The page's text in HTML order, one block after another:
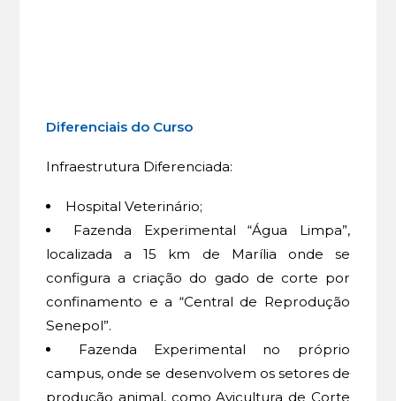
Diferenciais do Curso
Infraestrutura Diferenciada:
Hospital Veterinário;
Fazenda Experimental “Água Limpa”,
localizada a 15 km de Marília onde se
configura a criação do gado de corte por
confinamento e a “Central de Reprodução
Senepol”.
Fazenda Experimental no próprio
campus, onde se desenvolvem os setores de
produção animal, como Avicultura de Corte